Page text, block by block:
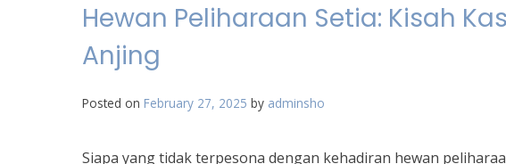
Hewan Peliharaan Setia: Kisah
Anjing
Posted on February 27, 2025 by adminsho
Siapa yang tidak terpesona dengan kehadiran hewan